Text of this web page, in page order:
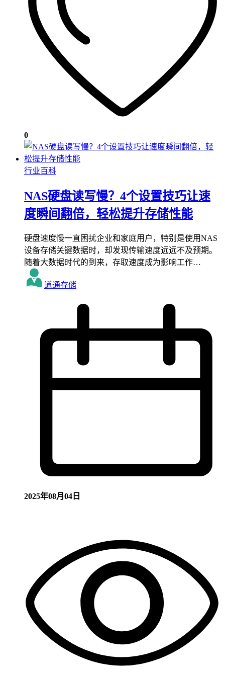
0
行业百科
NAS硬盘读写慢？4个设置技巧让速
度瞬间翻倍，轻松提升存储性能
硬盘速度慢一直困扰企业和家庭用户，特别是使用NAS
设备存储关键数据时，却发现传输速度远远不及预期。
随着大数据时代的到来，存取速度成为影响工作…
道通存储
2025年08月04日